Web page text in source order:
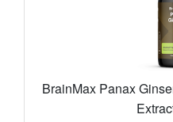
BrainMax Panax